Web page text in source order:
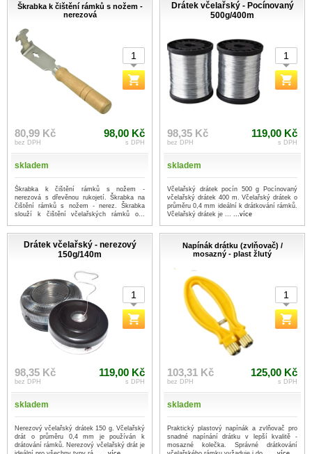
Škrabka k čištění rámků s nožem -
nerezová
80,99 Kč
bez DPH
98,00 Kč
s DPH
skladem
Škrabka k čištění rámků s nožem -
nerezová s dřevěnou rukojetí. Škrabka na
čištění rámků s nožem - nerez. Škrabka
slouží k čištění včelařských rámků o...
Drátek včelařský - Pocínovaný
500g/400m
98,35 Kč
bez DPH
119,00 Kč
s DPH
skladem
Včelařský drátek pocín 500 g Pocínovaný
včelařský drátek 400 m. Včelařský drátek o
průměru 0,4 mm ideální k drátkování rámků.
Včelařský drátek je ... ...více
Drátek včelařský - nerezový
150g/140m
98,35 Kč
bez DPH
119,00 Kč
s DPH
skladem
Nerezový včelařský drátek 150 g. Včelařský
drát o průměru 0,4 mm je používán k
drátování rámků. Nerezový včelařský drát je
Napínák drátku (zvlňovač) /
mosazný - plast žlutý
103,31 Kč
bez DPH
125,00 Kč
s DPH
skladem
Praktický plastový napínák a zvlňovač pro
snadné napínání drátku v lepší kvalitě -
mosazné kolečka. Správné drátkování